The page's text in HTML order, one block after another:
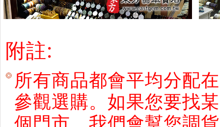
附註:
所有商品都會平均分配
參觀選購。如果您要找